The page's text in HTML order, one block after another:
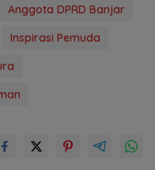
Anggota DPRD Banjar
Inspirasi Pemuda